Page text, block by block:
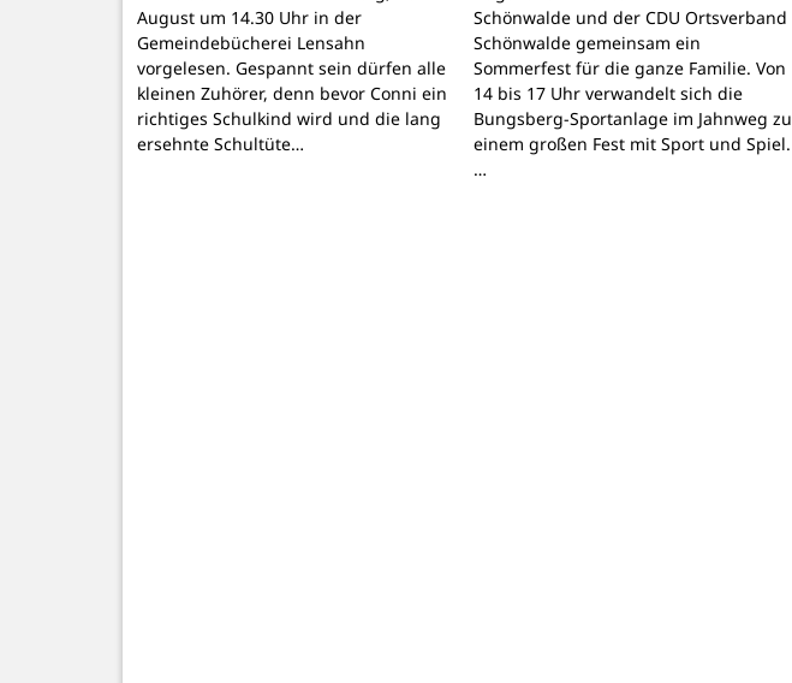
August um 14.30 Uhr in der
Gemeindebücherei Lensahn
vorgelesen. Gespannt sein dürfen alle
kleinen Zuhörer, denn bevor Conni ein
richtiges Schulkind wird und die lang
ersehnte Schultüte…
Schönwalde und der CDU Ortsverband
Schönwalde gemeinsam ein
Sommerfest für die ganze Familie. Von
14 bis 17 Uhr verwandelt sich die
Bungsberg-Sportanlage im Jahnweg zu
einem großen Fest mit Sport und Spiel.
…